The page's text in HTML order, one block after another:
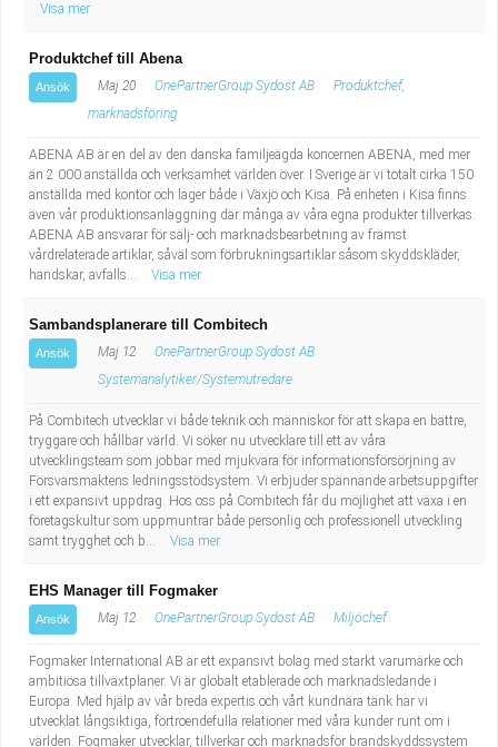
Visa mer
Produktchef till Abena
Ansök Maj 20 OnePartnerGroup Sydost AB
Produktchef,
marknadsföring
ABENA AB är en del av den danska familjeägda koncernen ABENA, med mer
än 2 000 anställda och verksamhet världen över. I Sverige är vi totalt cirka 150
anställda med kontor och lager både i Växjö och Kisa. På enheten i Kisa finns
även vår produktionsanläggning där många av våra egna produkter tillverkas.
ABENA AB ansvarar för sälj- och marknadsbearbetning av främst
vårdrelaterade artiklar, såväl som förbrukningsartiklar såsom skyddskläder,
handskar, avfalls...
Visa mer
Sambandsplanerare till Combitech
Ansök Maj 12
OnePartnerGroup Sydost AB
Systemanalytiker/Systemutredare
På Combitech utvecklar vi både teknik och människor för att skapa en bättre,
tryggare och hållbar värld. Vi söker nu utvecklare till ett av våra
utvecklingsteam som jobbar med mjukvara för informationsförsörjning av
Försvarsmaktens ledningsstödsystem. Vi erbjuder spännande arbetsuppgifter
i ett expansivt uppdrag. Hos oss på Combitech får du möjlighet att växa i en
företagskultur som uppmuntrar både personlig och professionell utveckling
samt trygghet och b...
Visa mer
EHS Manager till Fogmaker
Ansök Maj 12 OnePartnerGroup Sydost AB Miljöchef
Fogmaker International AB är ett expansivt bolag med starkt varumärke och
ambitiösa tillväxtplaner. Vi är globalt etablerade och marknadsledande i
Europa. Med hjälp av vår breda expertis och vårt kundnära tänk har vi
utvecklat långsiktiga, förtroendefulla relationer med våra kunder runt om i
världen. Fogmaker utvecklar, tillverkar och marknadsför brandskyddssystem